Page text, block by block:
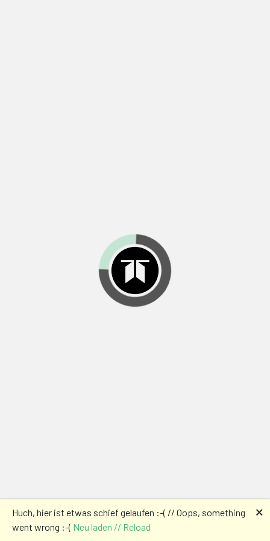
Huch, hier ist etwas schief gelaufen :-( // Oops, something
went wrong :-( Neu laden // Reload
🗙